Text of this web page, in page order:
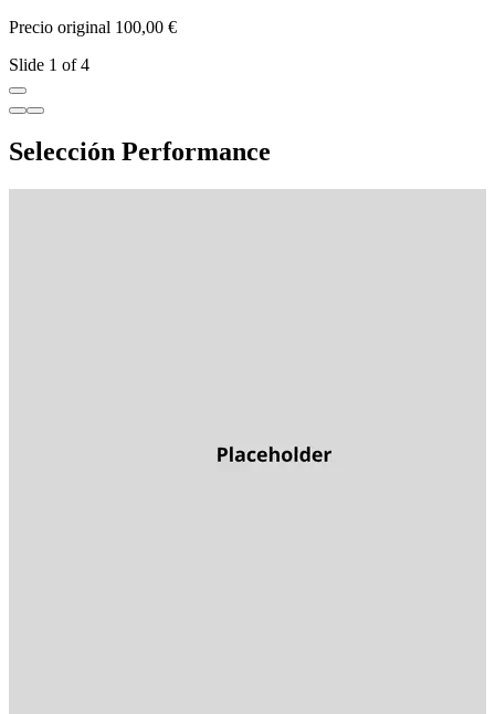
Precio original 100,00 €
Slide 1 of 4
Selección Performance